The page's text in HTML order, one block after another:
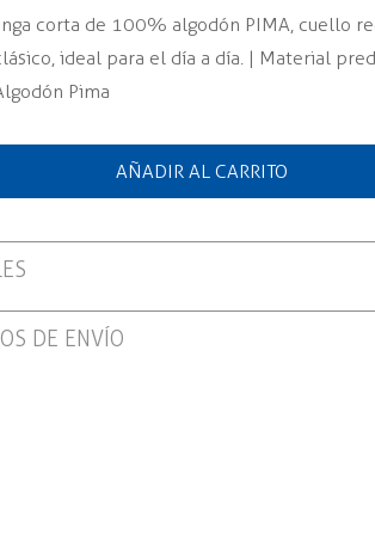
corta de 100% algodón PIMA, cuello
ideal para el día a día. | Material
Pima
AÑADIR AL CARRITO
corta de 100% algodón PIMA, cuello
DE ENVÍO